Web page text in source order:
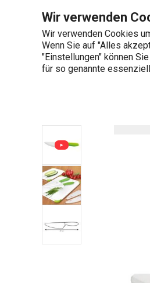
Wir verwenden
Wir verwenden Cookies
Wenn Sie auf "Alles
"Einstellungen" können
für so genannte